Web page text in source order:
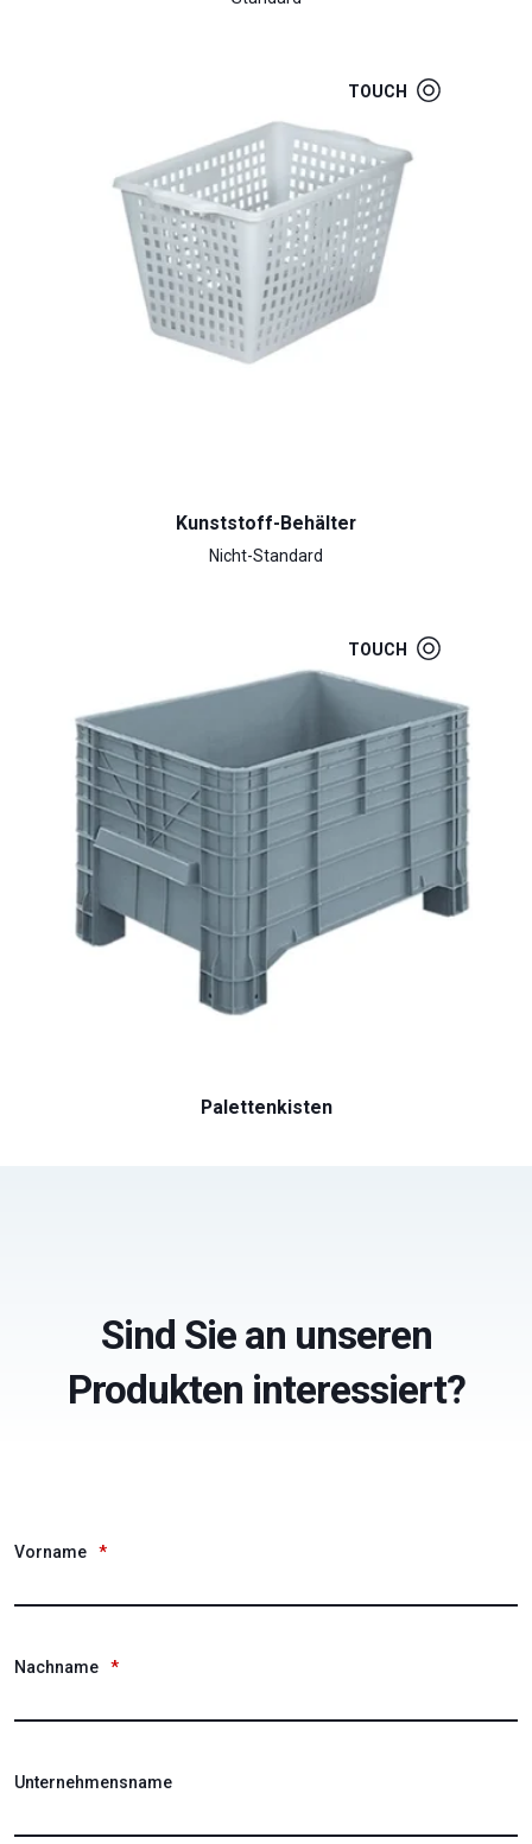
TOUCH
Kunststoff-Behälter
Nicht-Standard
TOUCH
Palettenkisten
Sind Sie an unseren
Produkten interessiert?
Vorname *
Nachname *
Unternehmensname